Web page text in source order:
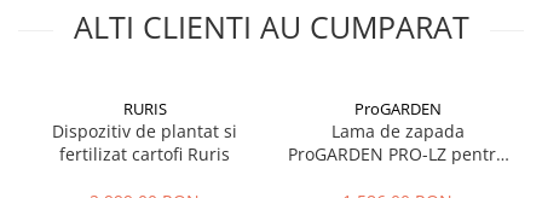
Masini de taiat beton / asfalt
Motodebitatoare
Masini de prelucrat fier-beton
ALTI CLIENTI AU CUMPARAT
RURIS
Dispozitiv de plantat si
fertilizat cartofi Ruris
ProGARDEN
Lama de zapada
ProGARDEN PRO-LZ pentru